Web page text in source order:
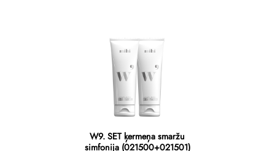
W9. SET ķermeņa smaržu
simfonija (021500+021501)